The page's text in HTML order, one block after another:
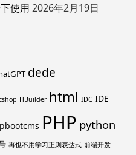
使用 2026年2月19日
dede
HBuilder html IDC IDE
pbootcms PHP python
再也不用学习正则表达式 前端开发